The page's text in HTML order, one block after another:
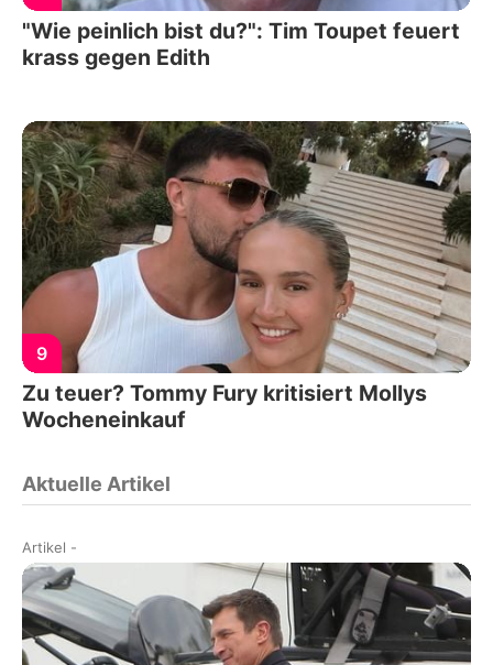
"Wie peinlich bist du?": Tim Toupet feuert
krass gegen Edith
9
Zu teuer? Tommy Fury kritisiert Mollys
Wocheneinkauf
Aktuelle Artikel
Artikel -